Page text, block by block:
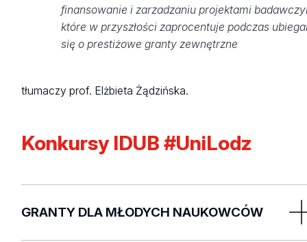
finansowanie i zarzadzaniu projektami
które w przyszłości zaprocentuje podczas
się o prestiżowe granty zewnętrzne
tłumaczy prof. Elżbieta Żądzińska.
Konkursy IDUB #UniLodz
GRANTY DLA MŁODYCH NAUKOWCÓW